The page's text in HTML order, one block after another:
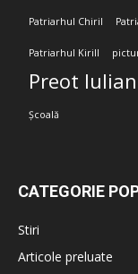
Patriarhul Chiril
Patriarhul Kirill
Preot
Școală
CATEGORIE
Stiri
Articole preluate